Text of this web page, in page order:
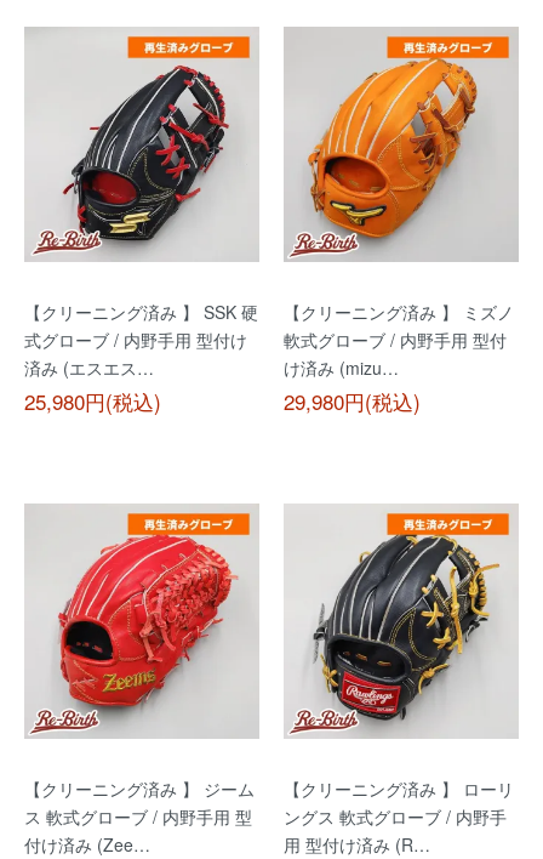
【クリーニング済み 】 SSK 硬
式グローブ / 内野手用 型付け
済み (エスエス…
25,980円(税込)
【クリーニング済み 】 ミズノ
軟式グローブ / 内野手用 型付
け済み (mizu…
29,980円(税込)
【クリーニング済み 】 ジーム
ス 軟式グローブ / 内野手用 型
付け済み (Zee…
【クリーニング済み 】 ローリ
ングス 軟式グローブ / 内野手
用 型付け済み (R…